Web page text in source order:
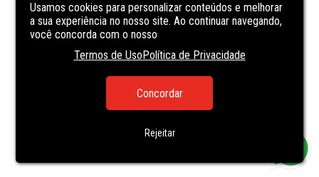
Usamos cookies para personalizar conteúdos e melhorar
a sua experiência no nosso site. Ao continuar navegando,
você concorda com o nosso
Termos de UsoPolítica de Privacidade
Concordar
Rejeitar